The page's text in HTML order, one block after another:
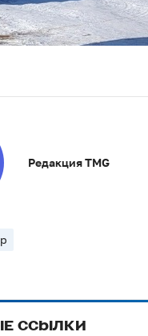
Редакция TMG
ССЫЛКИ